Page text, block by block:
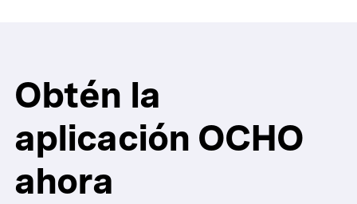
Obtén la
aplicación OCHO
ahora